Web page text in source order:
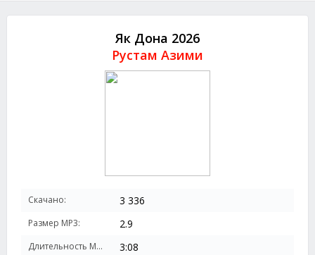
Як Дона 2026
Рустам Азими
Скачано: 3 336
Размер MP3: 2.9
Длительность MP3: 3:08